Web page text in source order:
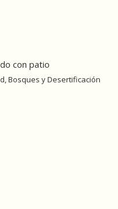
con patio
Bosques y Desertificación